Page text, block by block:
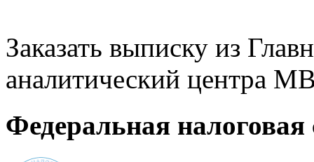
Заказать выписку из
аналитический центра
Федеральная налоговая